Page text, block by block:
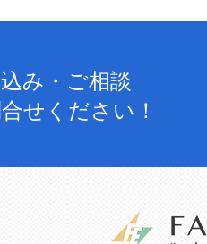
み・ご相談
せください！